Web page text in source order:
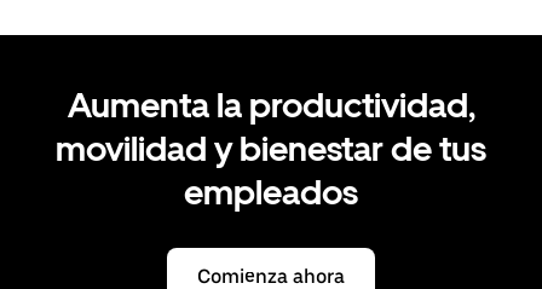
Aumenta la productividad,
movilidad y bienestar de tus
empleados
Comienza ahora